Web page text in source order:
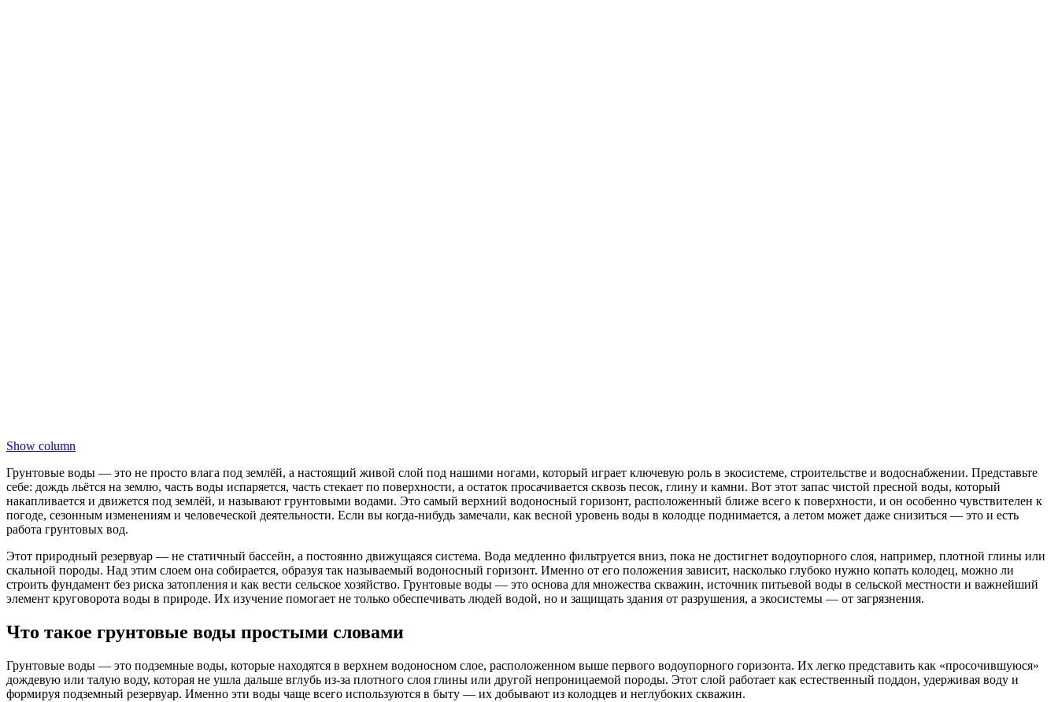
Show column
Грунтовые воды — это не просто влага под землёй, а настоящий живой слой под нашими ногами, который играет ключевую роль в экосистеме, строительстве и водоснабжении. Представьте
себе: дождь льётся на землю, часть воды испаряется, часть стекает по поверхности, а остаток просачивается сквозь песок, глину и камни. Вот этот запас чистой пресной воды, который
накапливается и движется под землёй, и называют грунтовыми водами. Это самый верхний водоносный горизонт, расположенный ближе всего к поверхности, и он особенно чувствителен к
погоде, сезонным изменениям и человеческой деятельности. Если вы когда-нибудь замечали, как весной уровень воды в колодце поднимается, а летом может даже снизиться — это и есть
работа грунтовых вод.
Этот природный резервуар — не статичный бассейн, а постоянно движущаяся система. Вода медленно фильтруется вниз, пока не достигнет водоупорного слоя, например, плотной глины или
скальной породы. Над этим слоем она собирается, образуя так называемый водоносный горизонт. Именно от его положения зависит, насколько глубоко нужно копать колодец, можно ли
строить фундамент без риска затопления и как вести сельское хозяйство. Грунтовые воды — это основа для множества скважин, источник питьевой воды в сельской местности и важнейший
элемент круговорота воды в природе. Их изучение помогает не только обеспечивать людей водой, но и защищать здания от разрушения, а экосистемы — от загрязнения.
Что такое грунтовые воды простыми словами
Грунтовые воды — это подземные воды, которые находятся в верхнем водоносном слое, расположенном выше первого водоупорного горизонта. Их легко представить как «просочившуюся»
дождевую или талую воду, которая не ушла дальше вглубь из-за плотного слоя глины или другой непроницаемой породы. Этот слой работает как естественный поддон, удерживая воду и
формируя подземный резервуар. Именно эти воды чаще всего используются в быту — их добывают из колодцев и неглубоких скважин.